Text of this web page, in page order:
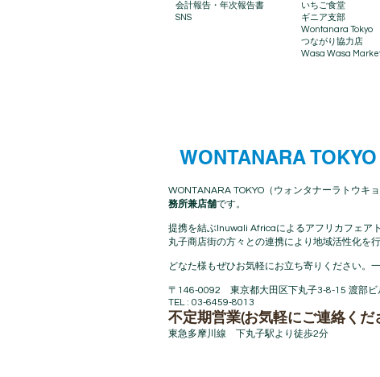
会計報告​・年次報告書
SNS
いちご食堂
ギニア支部
Wontanara Tokyo
​つながり協力店
Wasa Wasa
WONTANARA TOKYO
WONTANARA TOKYO（ウォンタナーラトウキ
務所兼店舗です。
提携を結ぶInuwali Africaによるアフリカフェア
丸子商店街の方々との連携により地域活性化を
どなた様もぜひお気軽にお立ち寄りください。
〒146-0092 東京都大田区下丸子3-8-15 渡部ビ
TEL : 03-6459-8013
不定期営業(お気軽にご連絡くだ
東急多摩川線 下丸子駅より徒歩2分